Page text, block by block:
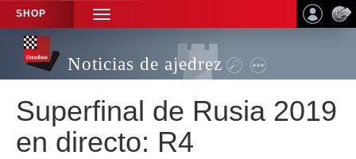
SHOP
TOGGLE
NAVIGATION
Noticias de ajedrez
Superfinal de Rusia 2019
en directo: R4